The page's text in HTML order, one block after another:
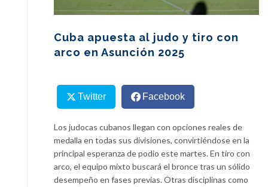
Cuba apuesta al judo y tiro con
arco en Asunción 2025
Twitter Facebook
Los judocas cubanos llegan con opciones reales de
medalla en todas sus divisiones, convirtiéndose en la
principal esperanza de podio este martes. En tiro con
arco, el equipo mixto buscará el bronce tras un sólido
desempeño en fases previas. Otras disciplinas como